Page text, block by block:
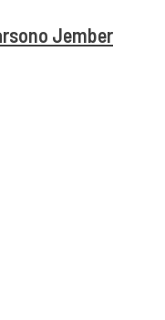
Jember